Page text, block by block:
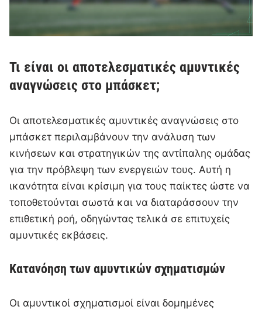
Τι είναι οι αποτελεσματικές αμυντικές
αναγνώσεις στο μπάσκετ;
Οι αποτελεσματικές αμυντικές αναγνώσεις στο
μπάσκετ περιλαμβάνουν την ανάλυση των
κινήσεων και στρατηγικών της αντίπαλης ομάδας
για την πρόβλεψη των ενεργειών τους. Αυτή η
ικανότητα είναι κρίσιμη για τους παίκτες ώστε να
τοποθετούνται σωστά και να διαταράσσουν την
επιθετική ροή, οδηγώντας τελικά σε επιτυχείς
αμυντικές εκβάσεις.
Κατανόηση των αμυντικών σχηματισμών
Οι αμυντικοί σχηματισμοί είναι δομημένες